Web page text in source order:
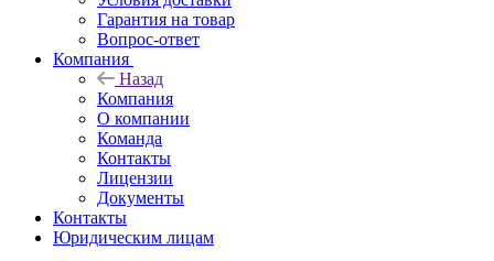
Гарантия на товар
Вопрос-ответ
Компания
Назад
Компания
О компании
Команда
Контакты
Лицензии
Документы
Контакты
Юридическим лицам